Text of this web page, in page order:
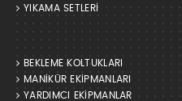
YIKAMA SETLERİ
BEKLEME KOLTUKLARI
MANİKÜR EKİPMANLARI
YARDIMCI EKİPMANLAR